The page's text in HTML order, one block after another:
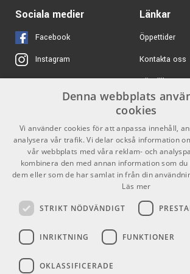
Mått
Kroppen har en bredd på 15 3/4” och ett
3 5/8”. Mensuren är 628 mm (24,75”),
mjuk strängkänsla och traditionell
Hardcase ingår.
Specifications
: Full hollow-body elgitarr
Konstruktion: Helt ihålig kropp, set-in
Lock
Botten & sidor
: Flamed Maple (flammig
Hals
: AF Artstar 3-delad Nyatoh/Maple
Greppbräda: Bound Macassar Ebony,
ARTIKELNUMMER 1088669
Ibanez AZ41B1-BKF -
ARTIKELNUMMER 1097281
Cat Vintage Burst
ARTIKELNUMMER 1091014
Ibanez AZ2203N
Prestige - Antique
Turquoise
ARTIKELNUMMER 1092861
Hagstrom Krona Burnt
ARTIKELNUMMER 1097689
Sociala medier
Facebook
Instagram
X
Youtube
TikTok
Länkar
Öppettider
Kontakta oss
Köpvillkor
Butiken
Varumärken
GDPR &
Kontakt
Info
Mån-Fre:
Denna webbplats
cookies
Vi använder cookies för att anpassa innehåll,
analysera vår trafik. Vi delar också information
vår webbplats med våra reklam- och
kombinera den med annan information som
dem eller som de har samlat in från din
Läs mer
STRIKT NÖDVÄNDIGT
INRIKTNING FUNKTIONER
OKLASSIFICERADE